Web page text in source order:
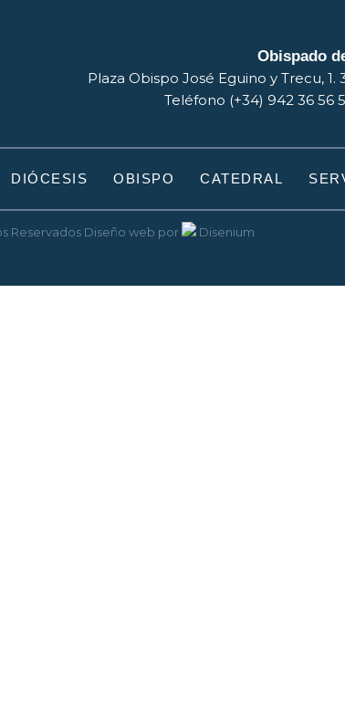
Obispado
Plaza Obispo José Eguino y Trecu,
Teléfono (+34) 942 36 56
DIÓCESIS OBISPO CATEDRAL
Reservados Diseño web por Disenium